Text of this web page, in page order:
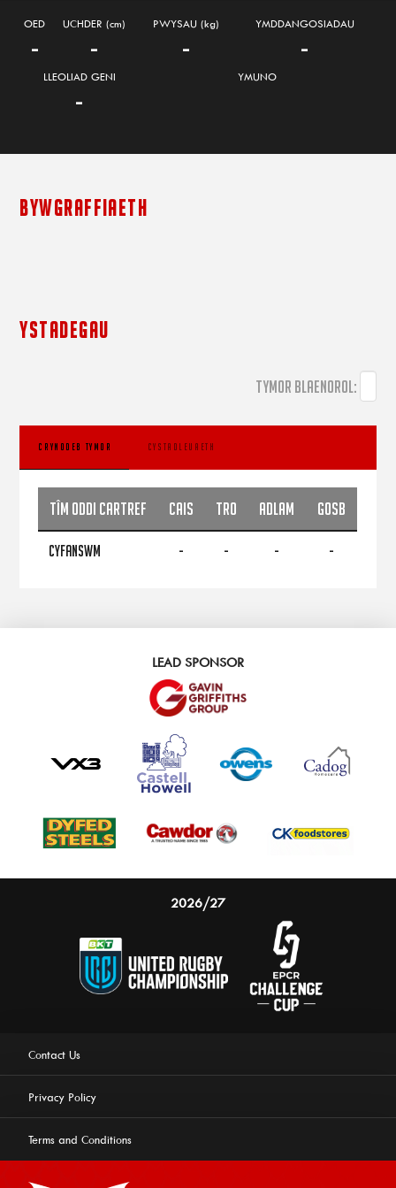
OED UCHDER (cm) PWYSAU (kg) YMDDANGOSIADAU
- - - -
LLEOLIAD GENI YMUNO
-
BYWGRAFFIAETH
YSTADEGAU
TYMOR BLAENOROL:
CRYNODEB TYMOR CYSTADLEUAETH
Tîm Oddi Cartref CAIS TRO ADLAM GOSB
CYFANSWM - - - -
LEAD SPONSOR
2026/27
Contact Us
Privacy Policy
Terms and Conditions